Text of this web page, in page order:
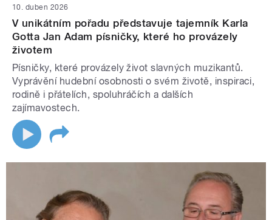
10. duben 2026
V unikátním pořadu představuje tajemník Karla
Gotta Jan Adam písničky, které ho provázely
životem
Písničky, které provázely život slavných muzikantů.
Vyprávění hudební osobnosti o svém životě, inspiraci,
rodině i přátelích, spoluhráčích a dalších
zajímavostech.